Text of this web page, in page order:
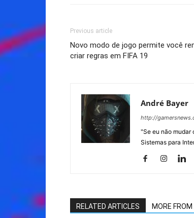
Previous article
Novo modo de jogo permite você
criar regras em FIFA 19
André Bayer
http://
"Se eu não mudar
Sistemas para
RELATED ARTICLES MORE